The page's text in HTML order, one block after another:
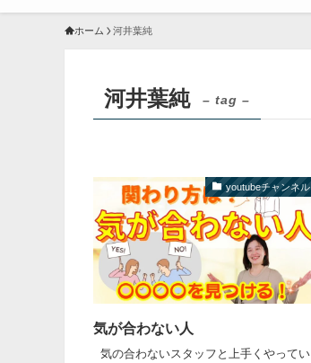
ホーム 河井葉純
河井葉純 – tag –
youtubeチャンネル
気が合わない人
気の合わないスタッフと上手くやってい